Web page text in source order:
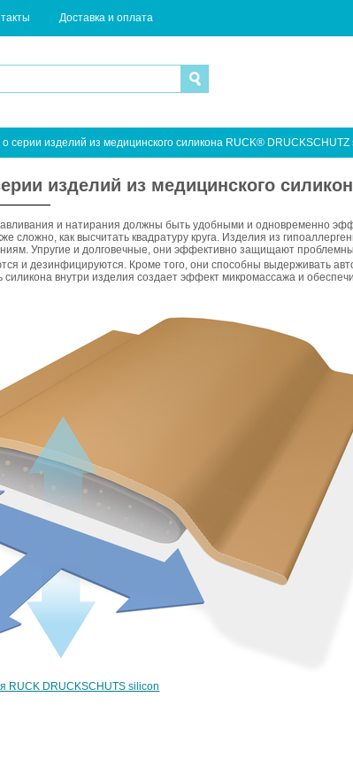
Доставка и оплата
серии изделий из медицинского силикона RUCK® DRUCKSCHUTZ
изделий из медицинского
и натирания должны быть удобными и одновременно
сложно, как высчитать квадратуру круга. Изделия из
Упругие и долговечные, они эффективно защищают
и дезинфицируются. Кроме того, они способны выдерживать
внутри изделия создает эффект микромассажа и
RUCK DRUCKSCHUTS silicon